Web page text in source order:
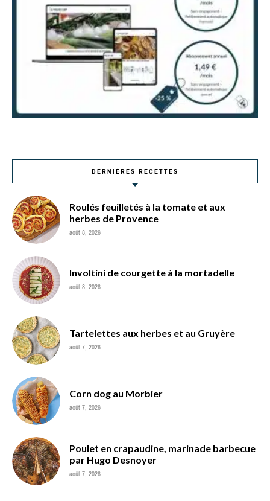
DERNIÈRES RECETTES
Roulés feuilletés à la tomate et aux
herbes de Provence
août 8, 2026
Involtini de courgette à la mortadelle
août 8, 2026
Tartelettes aux herbes et au Gruyère
août 7, 2026
Corn dog au Morbier
août 7, 2026
Poulet en crapaudine, marinade barbecue
par Hugo Desnoyer
août 7, 2026